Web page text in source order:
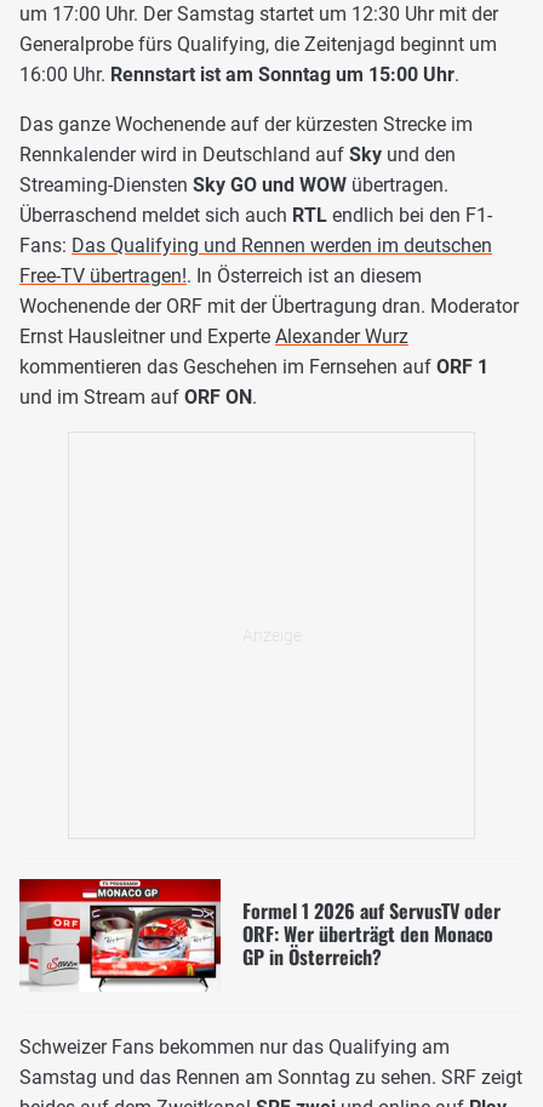
um 17:00 Uhr. Der Samstag startet um 12:30 Uhr mit der
Generalprobe fürs Qualifying, die Zeitenjagd beginnt um
16:00 Uhr. Rennstart ist am Sonntag um 15:00 Uhr.
Das ganze Wochenende auf der kürzesten Strecke im
Rennkalender wird in Deutschland auf Sky und den
Streaming-Diensten Sky GO und WOW übertragen.
Überraschend meldet sich auch RTL endlich bei den F1-
Fans: Das Qualifying und Rennen werden im deutschen
Free-TV übertragen!. In Österreich ist an diesem
Wochenende der ORF mit der Übertragung dran. Moderator
Ernst Hausleitner und Experte Alexander Wurz
kommentieren das Geschehen im Fernsehen auf ORF 1
und im Stream auf ORF ON.
Formel 1 2026 auf ServusTV oder
ORF: Wer überträgt den Monaco
GP in Österreich?
Schweizer Fans bekommen nur das Qualifying am
Samstag und das Rennen am Sonntag zu sehen. SRF zeigt